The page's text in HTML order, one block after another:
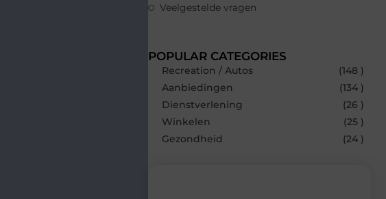
Veelgestelde vragen
POPULAR CATEGORIES
Recreation / Autos
(148 )
Aanbiedingen
(134 )
Dienstverlening
(26 )
Winkelen
(25 )
Gezondheid
(24 )